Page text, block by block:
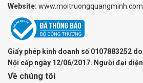
Website: www.moitruongquangminh.com
Giấy phép kinh doanh số 0107883252
Nội cấp ngày 12/06/2017. Người đại
Về chúng tôi